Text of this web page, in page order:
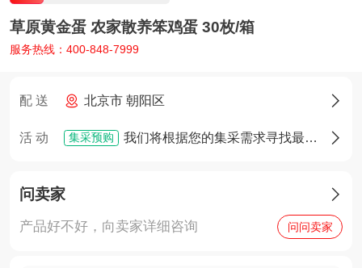
草原黄金蛋 农家散养笨鸡蛋 30枚/箱
服务热线：400-848-7999
配 送 北京市 朝阳区 
活 动 集采预购 我们将根据您的集采需求寻找最佳货源，确定货源后您将享有优先采购权 
问卖家 
产品好不好，向卖家详细咨询 问问卖家